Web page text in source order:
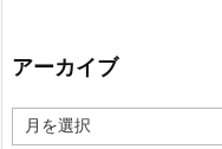
アーカイブ
ー